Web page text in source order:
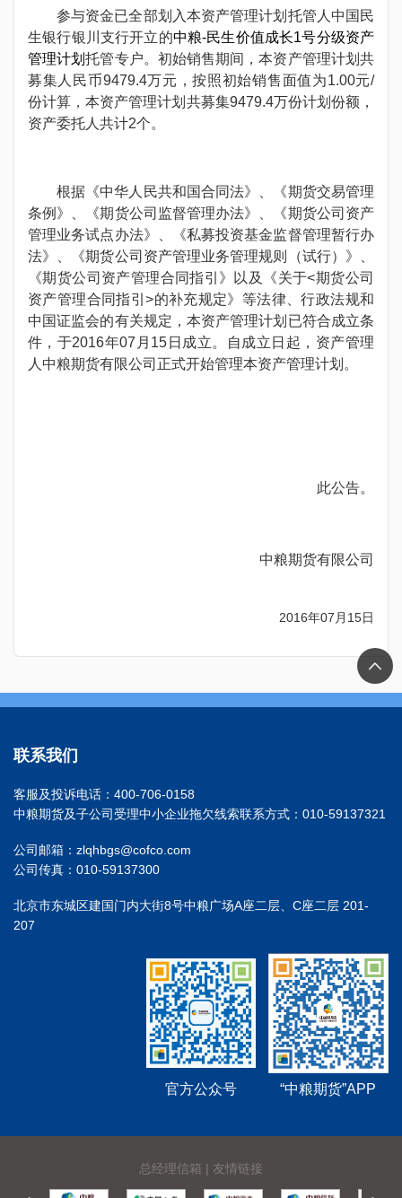
参与资金已全部划入本资产管理计划托管人中国民
生银行银川支行开立的中粮-民生价值成长1号分级资产
管理计划托管专户。初始销售期间，本资产管理计划共
募集人民币9479.4万元，按照初始销售面值为1.00元/
份计算，本资产管理计划共募集9479.4万份计划份额，
资产委托人共计2个。
根据《中华人民共和国合同法》、《期货交易管理
条例》、《期货公司监督管理办法》、《期货公司资产
管理业务试点办法》、《私募投资基金监督管理暂行办
法》、《期货公司资产管理业务管理规则（试行）》、
《期货公司资产管理合同指引》以及《关于<期货公司
资产管理合同指引>的补充规定》等法律、行政法规和
中国证监会的有关规定，本资产管理计划已符合成立条
件，于2016年07月15日成立。自成立日起，资产管理
人中粮期货有限公司正式开始管理本资产管理计划。
此公告。
中粮期货有限公司
2016年07月15日
联系我们
客服及投诉电话：400-706-0158
中粮期货及子公司受理中小企业拖欠线索联系方式：010-59137321
公司邮箱：zlqhbgs@cofco.com
公司传真：010-59137300
北京市东城区建国门内大街8号中粮广场A座二层、C座二层 201-
207
官方公众号 “中粮期货”APP
总经理信箱 | 友情链接